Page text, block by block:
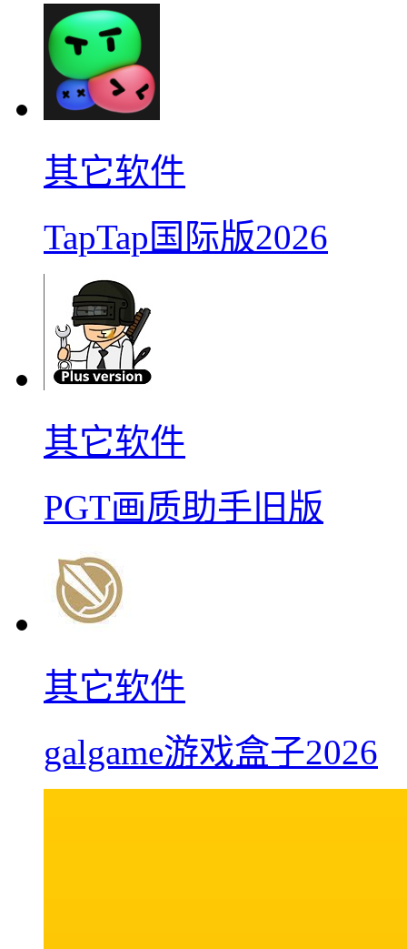
其它软件
TapTap国际版2026
其它软件
PGT画质助手旧版
其它软件
galgame游戏盒子2026